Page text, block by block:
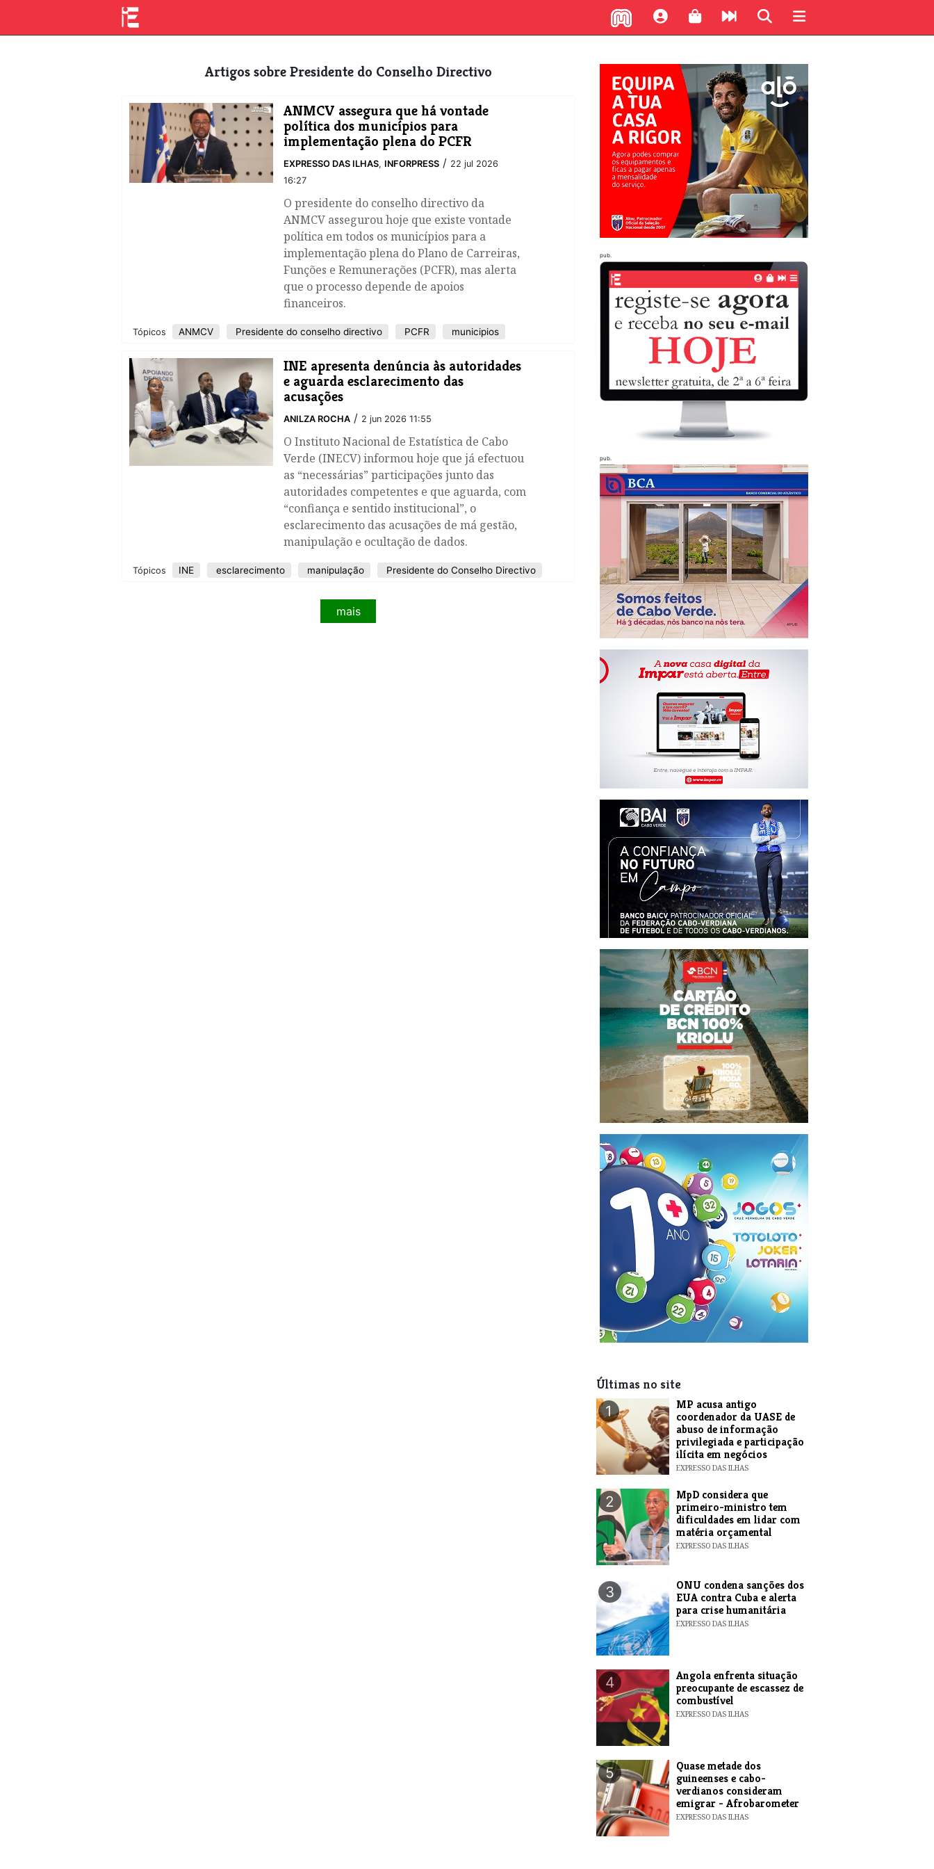
Artigos sobre Presidente do Conselho Directivo
ANMCV assegura que há vontade
política dos municípios para
implementação plena do PCFR
EXPRESSO DAS ILHAS, INFORPRESS / 22 jul 2026
16:27
O presidente do conselho directivo da
ANMCV assegurou hoje que existe vontade
política em todos os municípios para a
implementação plena do Plano de Carreiras,
Funções e Remunerações (PCFR), mas alerta
que o processo depende de apoios
financeiros.
Tópicos ANMCV Presidente do conselho directivo PCFR municipios
INE apresenta denúncia às autoridades
e aguarda esclarecimento das
acusações
ANILZA ROCHA / 2 jun 2026 11:55
O Instituto Nacional de Estatística de Cabo
Verde (INECV) informou hoje que já efectuou
as “necessárias” participações junto das
autoridades competentes e que aguarda, com
“confiança e sentido institucional”, o
esclarecimento das acusações de má gestão,
manipulação e ocultação de dados.
Tópicos INE esclarecimento manipulação Presidente do Conselho Directivo
mais
pub.
pub.
Últimas no site
1
MP acusa antigo
coordenador da UASE de
abuso de informação
privilegiada e participação
ilícita em negócios
EXPRESSO DAS ILHAS
2
MpD considera que
primeiro-ministro tem
dificuldades em lidar com
matéria orçamental
EXPRESSO DAS ILHAS
3
ONU condena sanções dos
EUA contra Cuba e alerta
para crise humanitária
EXPRESSO DAS ILHAS
4
Angola enfrenta situação
preocupante de escassez de
combustível
EXPRESSO DAS ILHAS
5
Quase metade dos
guineenses e cabo-
verdianos consideram
emigrar - Afrobarometer
EXPRESSO DAS ILHAS